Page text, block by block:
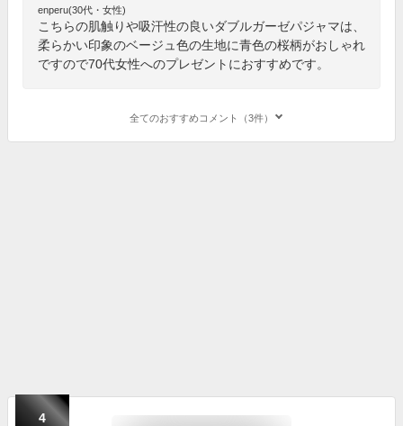
enperu(30代・女性)
こちらの肌触りや吸汗性の良いダブルガーゼパジャマは、
柔らかい印象のベージュ色の生地に青色の桜柄がおしゃれ
ですので70代女性へのプレゼントにおすすめです。
全てのおすすめコメント（3件）
4